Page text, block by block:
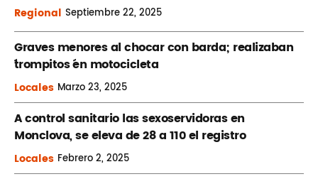
Regional Septiembre22, 2025
Graves menores al chocar con barda; realizaban
´trompitos ´en motocicleta
Locales Marzo23, 2025
A control sanitario las sexoservidoras en
Monclova, se eleva de 28 a 110 el registro
Locales Febrero2, 2025